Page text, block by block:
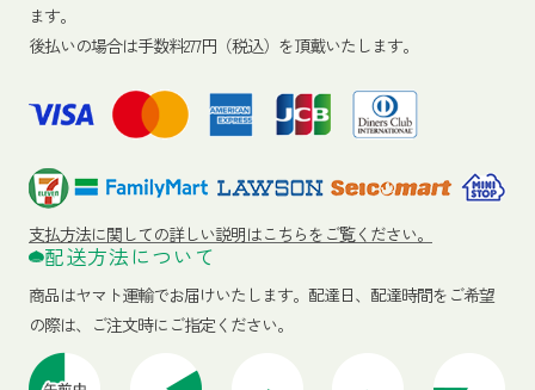
ます。
後払いの場合は手数料277円（税込）を頂戴いたします。
支払方法に関しての詳しい説明はこちらをご覧ください。
配送方法について
商品はヤマト運輸でお届けいたします。 配達日、配達時間をご希望
の際は、ご注文時にご指定ください。